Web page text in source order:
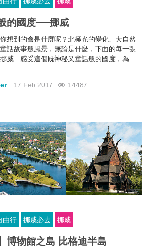
的國度──挪威
想到的會是什麼呢？北極光的變化、大自然
話故事般風景，無論是什麼，下面的每一張
威，感受這個既神秘又童話般的國度，為平
17 Feb 2017 14487
由行 挪威必去 挪威
博物館之島 比格迪半島